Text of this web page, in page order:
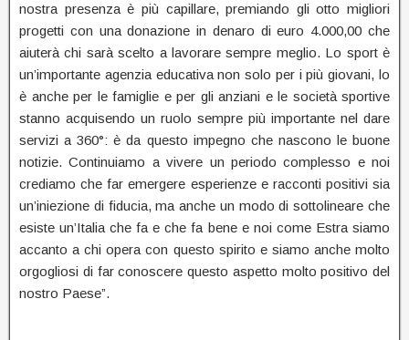
nostra presenza è più capillare, premiando gli otto migliori
progetti con una donazione in denaro di euro 4.000,00 che
aiuterà chi sarà scelto a lavorare sempre meglio. Lo sport è
un’importante agenzia educativa non solo per i più giovani, lo
è anche per le famiglie e per gli anziani e le società sportive
stanno acquisendo un ruolo sempre più importante nel dare
servizi a 360°: è da questo impegno che nascono le buone
notizie. Continuiamo a vivere un periodo complesso e noi
crediamo che far emergere esperienze e racconti positivi sia
un’iniezione di fiducia, ma anche un modo di sottolineare che
esiste un’Italia che fa e che fa bene e noi come Estra siamo
accanto a chi opera con questo spirito e siamo anche molto
orgogliosi di far conoscere questo aspetto molto positivo del
nostro Paese”.